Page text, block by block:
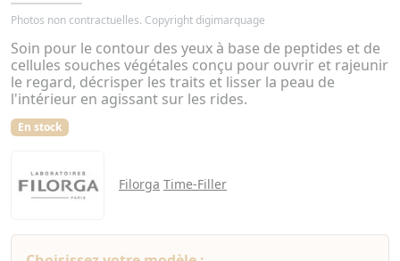
Photos non contractuelles. Copyright digimarquage
Soin pour le contour des yeux à base de peptides et de
cellules souches végétales conçu pour ouvrir et rajeunir
le regard, décrisper les traits et lisser la peau de
l'intérieur en agissant sur les rides.
En stock
Filorga Time-Filler